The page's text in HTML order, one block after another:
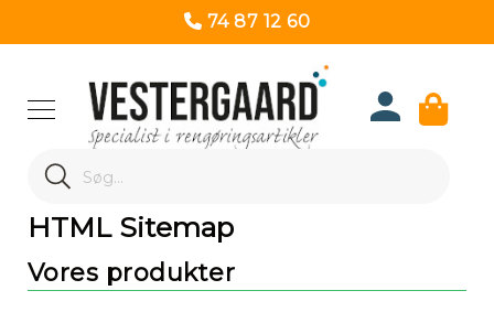
74 87 12 60
Search
Search
HTML Sitemap
Vores produkter